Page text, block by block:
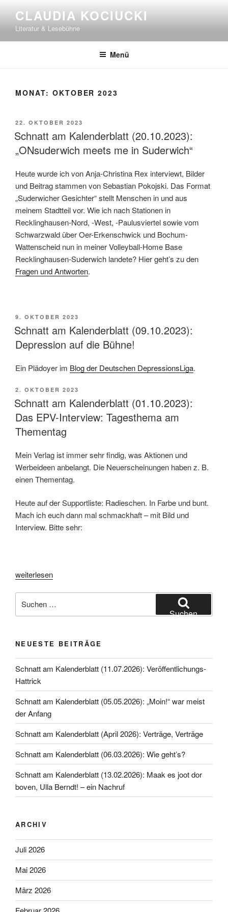
Inhalt
springen
CLAUDIA KOCIUCKI
Literatur & Lesebühne
Menü
MONAT: OKTOBER 2023
VERÖFFENTLICHT
AM
22. OKTOBER 2023
Schnatt am Kalenderblatt (20.10.2023):
„ONsuderwich meets me in Suderwich“
Heute wurde ich von Anja-Christina Rex interviewt, Bilder
und Beitrag stammen von Sebastian Pokojski. Das Format
„Suderwicher Gesichter“ stellt Menschen in und aus
meinem Stadtteil vor. Wie ich nach Stationen in
Recklinghausen-Nord, -West, -Paulusviertel sowie vom
Schwarzwald über Oer-Erkenschwick und Bochum-
Wattenscheid nun in meiner Volleyball-Home Base
Recklinghausen-Suderwich landete? Hier geht’s zu den
Fragen und Antworten.
VERÖFFENTLICHT
AM
9. OKTOBER 2023
Schnatt am Kalenderblatt (09.10.2023):
Depression auf die Bühne!
Ein Plädoyer im Blog der Deutschen DepressionsLiga.
VERÖFFENTLICHT
AM
2. OKTOBER 2023
Schnatt am Kalenderblatt (01.10.2023):
Das EPV-Interview: Tagesthema am
Thementag
Mein Verlag ist immer sehr findig, was Aktionen und
Werbeideen anbelangt. Die Neuerscheinungen haben z. B.
einen Thementag.
Heute auf der Supportliste: Radieschen. In Farbe und bunt.
Mach ich euch dann mal schmackhaft – mit Bild und
Interview. Bitte sehr:
„Schnatt
(01.10.2023):
Interview:
Tagesthema
am
Thementag“
weiterlesen
nach:
Suchen
NEUESTE BEITRÄGE
Schnatt am Kalenderblatt (11.07.2026): Veröffentlichungs-
Hattrick
Schnatt am Kalenderblatt (05.05.2026): „Moin!“ war meist
der Anfang
Schnatt am Kalenderblatt (April 2026): Verträge, Verträge
Schnatt am Kalenderblatt (06.03.2026): Wie geht’s?
Schnatt am Kalenderblatt (13.02.2026): Maak es joot dor
boven, Ulla Berndt! – ein Nachruf
ARCHIV
Juli 2026
Mai 2026
März 2026